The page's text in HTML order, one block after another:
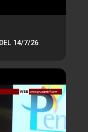
14/7/26